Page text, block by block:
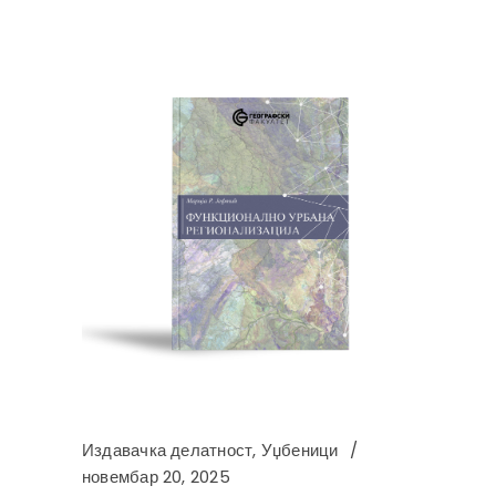
Издавачка делатност, Уџбеници
новембар 20, 2025